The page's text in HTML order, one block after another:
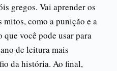
gregos. Vai aprender os
mitos, como a punição e a
você pode usar para
de leitura mais
da história. Ao final,